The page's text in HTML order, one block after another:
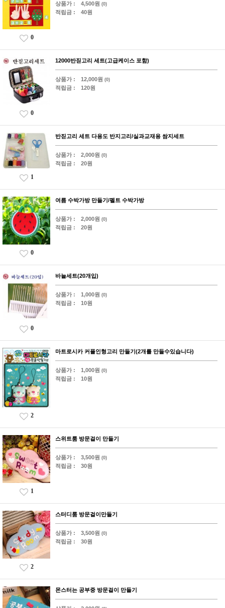
상품가 : 4,500원 (0)
적립금 : 40원
0
12000반짇고리 세트(고급케이스 포함)
상품가 : 12,000원 (0)
적립금 : 120원
0
반짇고리 세트 다용도 반지고리/실과교재용 쌈지세트
상품가 : 2,000원 (0)
적립금 : 20원
1
여름 수박가방 만들기/펠트 수박가방
상품가 : 2,000원 (0)
적립금 : 20원
0
바늘세트(20개입)
상품가 : 1,000원 (0)
적립금 : 10원
0
마트로시카 커플인형고리 만들기(2개를 만들수있습니다)
상품가 : 1,000원 (0)
적립금 : 10원
2
스위트룸 방문걸이 만들기
상품가 : 3,500원 (0)
적립금 : 30원
1
스터디룸 방문걸이만들기
상품가 : 3,500원 (0)
적립금 : 30원
2
몬스터는 공부중 방문걸이 만들기